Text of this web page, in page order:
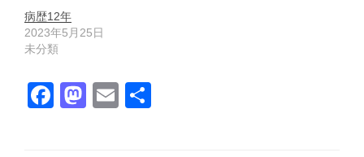
病歴12年
2023年5月25日
未分類
F
M
E